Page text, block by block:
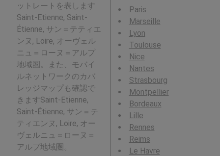
ットレートを表します
Saint-Etienne, Saint-
Étienne, サン＝テティエ
ンヌ, Loire, オーヴェル
ニュ＝ローヌ＝アルプ
地域圏。また、モバイ
ルネットワークのカバ
レッジマップも確認で
きますSaint-Etienne,
Saint-Étienne, サン＝テ
ティエンヌ, Loire, オー
ヴェルニュ＝ローヌ＝
アルプ地域圏。
Paris
Marseille
Lyon
Toulouse
Nice
Nantes
Strasbourg
Montpellier
Bordeaux
Lille
Rennes
Reims
Le Havre